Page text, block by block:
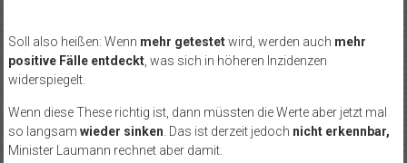
Soll also heißen: Wenn mehr getestetwird, werden auch mehr
positive Fälle entdeckt, was sich in höheren Inzidenzen
widerspiegelt.
Wenn diese These richtig ist, dann müssten die Werte aber jetzt mal
so langsam wieder sinken . Das ist derzeit jedoch nicht erkennbar,
Minister Laumann rechnet aber damit.